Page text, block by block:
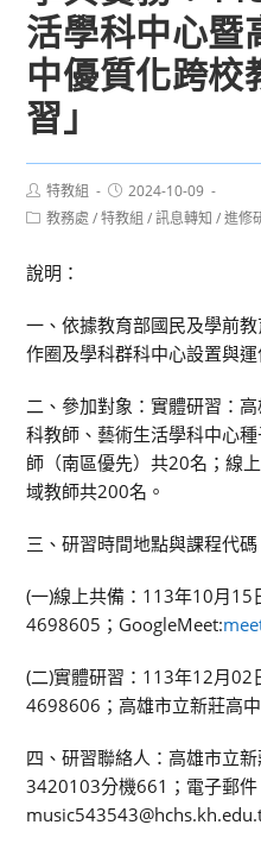
活學科中心暨
中優質化跨校
習」
Post
author:
特教組
Post
published:
2024-10-09
Post教務處 / 特教組 / 訊息轉知 / 進修
說明：
一、依據教育部國民及學前
作圈及學科群科中心設置與運
二、參加對象：實體研習：
科教師、藝術生活學科中心
師（南區優先）共20名；線
域教師共200名。
三、研習時間地點與課程代碼
(一)線上共備：113年10月
4698605；GoogleMeet:
(二)實體研習：113年12月
4698606；高雄市立新莊高
四、研習聯絡人：高雄市立
3420103分機661；電子郵件